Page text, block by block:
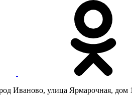
Иваново, улица Ярмарочная, дом